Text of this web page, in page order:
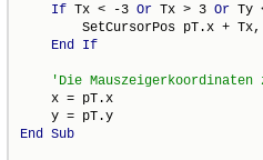
If Tx < -3 Or Tx > 3 Or Ty
SetCursorPos pT.x +
End
If
    x = pT.x
End Sub